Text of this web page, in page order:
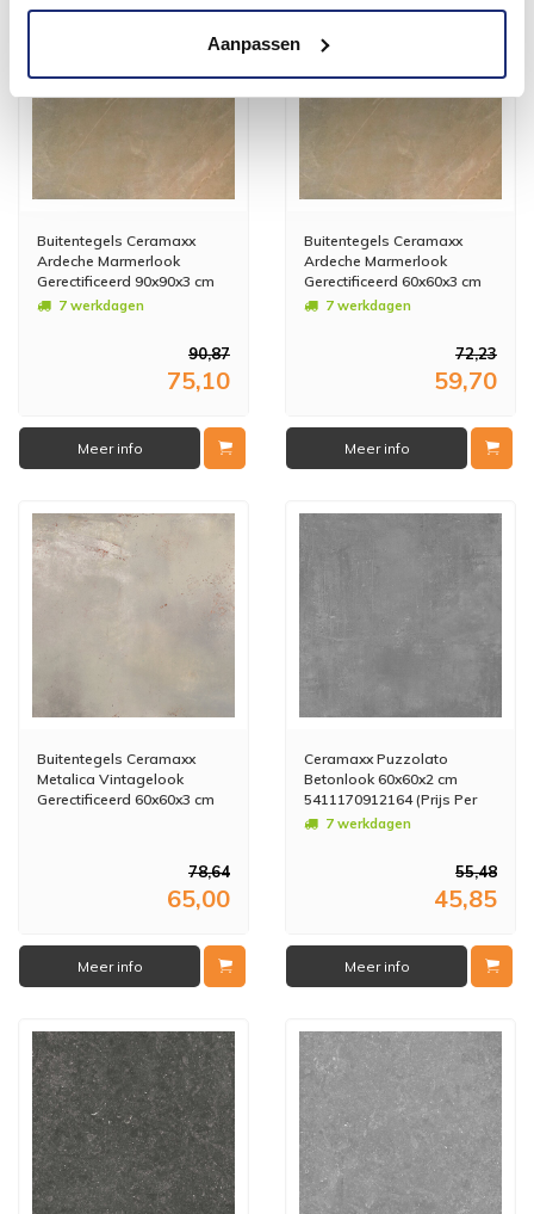
Aanpassen
Buitentegels Ceramaxx
Ardeche Marmerlook
Gerectificeerd 90x90x3 cm
Beige (Prijs Per M2)
7 werkdagen
90,87
75,10
Meer info
Buitentegels Ceramaxx
Ardeche Marmerlook
Gerectificeerd 60x60x3 cm
Beige (Prijs Per M2)
7 werkdagen
72,23
59,70
Meer info
Buitentegels Ceramaxx
Metalica Vintagelook
Gerectificeerd 60x60x3 cm
78,64
65,00
Meer info
Ceramaxx Puzzolato
Betonlook 60x60x2 cm
5411170912164 (Prijs Per
M2)7 werkdagen
55,48
45,85
Meer info